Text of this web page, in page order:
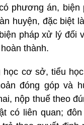
phương án,
huyện, đặc biệt
pháp xử lý đối
thành.
học cơ sở, tiểu
đóng góp và
nộp thuế theo
có liên quan;